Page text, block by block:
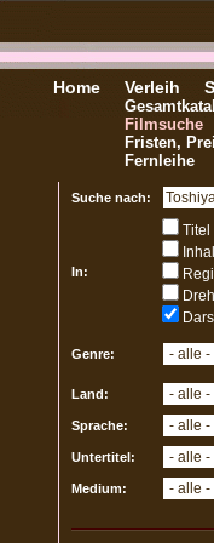
Home Verleih
Filmsuche
Fristen,
Fernleihe
Suche nach:
In:
Titel
Genre:
Land:
Sprache:
Untertitel:
Medium: